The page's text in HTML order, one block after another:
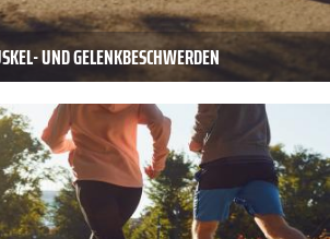
UND GELENKBESCHWERDEN